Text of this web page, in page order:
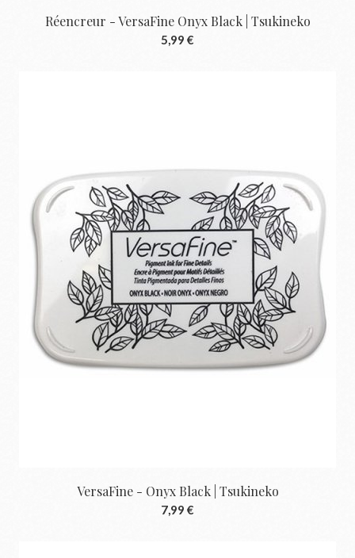
Réencreur - VersaFine Onyx Black | Tsukineko
5,99 €
VersaFine - Onyx Black | Tsukineko
7,99 €